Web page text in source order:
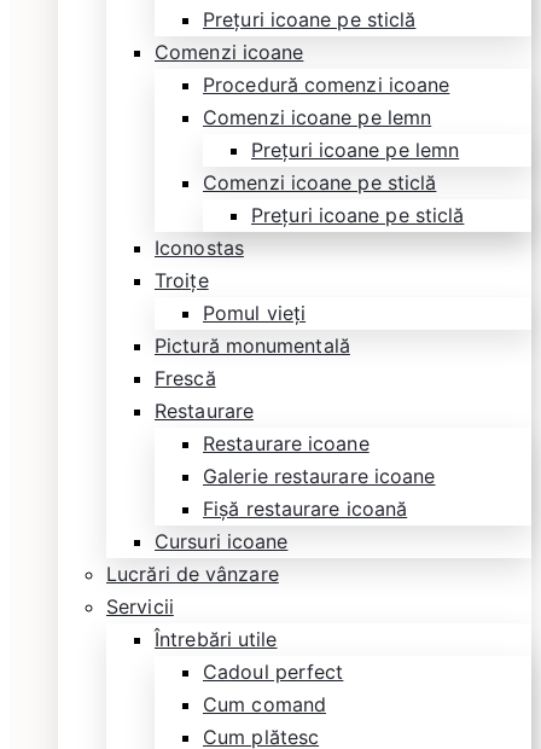
Prețuri icoane pe sticlă
Comenzi icoane
Procedură comenzi icoane
Comenzi icoane pe lemn
Prețuri icoane pe lemn
Comenzi icoane pe sticlă
Prețuri icoane pe sticlă
Iconostas
Troițe
Pomul vieți
Pictură monumentală
Frescă
Restaurare
Restaurare icoane
Galerie restaurare icoane
Fișă restaurare icoană
Cursuri icoane
Lucrări de vânzare
Servicii
Întrebări utile
Cadoul perfect
Cum comand
Cum plătesc